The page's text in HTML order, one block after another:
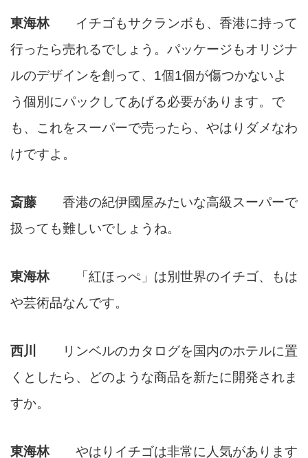
東海林イチゴもサクランボも、香港に持って
行ったら売れるでしょう。パッケージもオリジナ
ルのデザインを創って、1個1個が傷つかないよ
う個別にパックしてあげる必要があります。で
も、これをスーパーで売ったら、やはりダメなわ
けですよ。
斎藤 香港の紀伊國屋みたいな高級スーパーで
扱っても難しいでしょうね。
東海林
「紅ほっぺ」は別世界のイチゴ、もは
や芸術品なんです。
西川
リンベルのカタログを国内のホテルに置
くとしたら、どのような商品を新たに開発されま
すか。
東海林やはりイチゴは非常に人気があります